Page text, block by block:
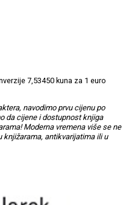
7,53450 kuna za 1 euro
navodimo prvu cijenu po
da cijene i dostupnost knjiga
Moderna vremena više se ne
knjižarama, antikvarijatima ili u